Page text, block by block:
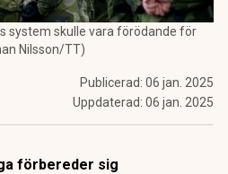
system skulle vara förödande för
Nilsson/TT)
Publicerad: 06 jan. 2025
Uppdaterad: 06 jan. 2025
förbereder sig